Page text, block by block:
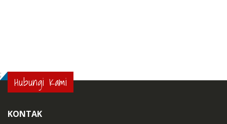
; Hubungi Kami
KONTAK